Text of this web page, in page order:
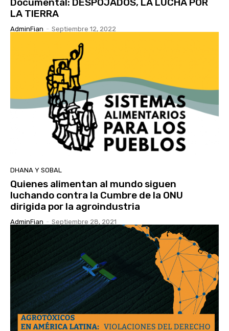
LA TIERRA
AdminFian - Septiembre 12, 2022
DHANA Y SOBAL
Quienes alimentan al mundo siguen
luchando contra la Cumbre de la ONU
dirigida por la agroindustria
AdminFian - Septiembre 28, 2021